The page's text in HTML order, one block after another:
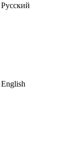
Русский
English